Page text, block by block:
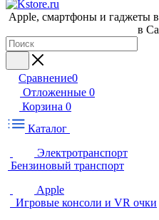
Apple, cмартфоны и гаджеты
в
Сравнение0
Отложенные 0
Корзина 0
Каталог
Электротранспорт
Бензиновый транспорт
Apple
Игровые консоли и VR очки